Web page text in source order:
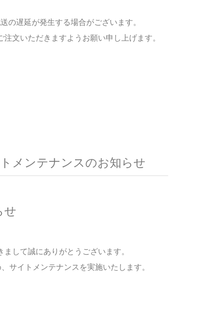
の遅延が発生する場合がございます。
文いただきますようお願い申し上げます。
メンテナンスのお知らせ
せ
して誠にありがとうございます。
サイトメンテナンスを実施いたします。